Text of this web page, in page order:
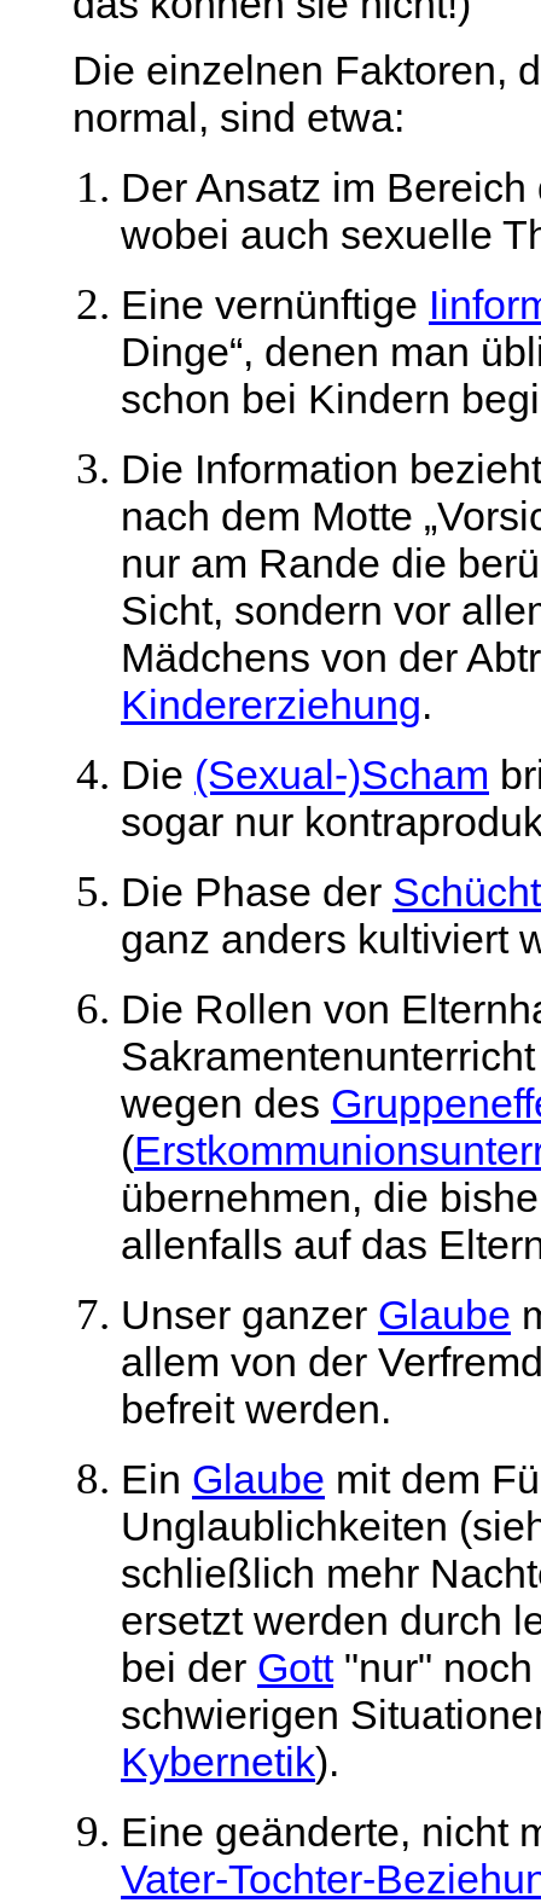
Die einzelnen Faktoren,
normal, sind etwa:
Der Ansatz im
wobei auch sexuelle
Eine vernünftige
Dinge“, denen man
schon bei Kindern
Die Information
nach dem Motte
nur am Rande die
Sicht, sondern vor
Mädchens von der
Kindererziehung.
Die (Sexual-)Scham
sogar nur
Die Phase der
ganz anders kultiviert
Die Rollen von
wegen des
(
übernehmen, die
allenfalls auf das
Unser ganzer Glaube
allem von der
befreit werden.
Ein Glaube mit dem
Unglaublichkeiten
schließlich mehr
ersetzt werden durch
bei der Gott"nur" noch
schwierigen
Kybernetik).
Eine geänderte, nicht
Vater-Tochter-